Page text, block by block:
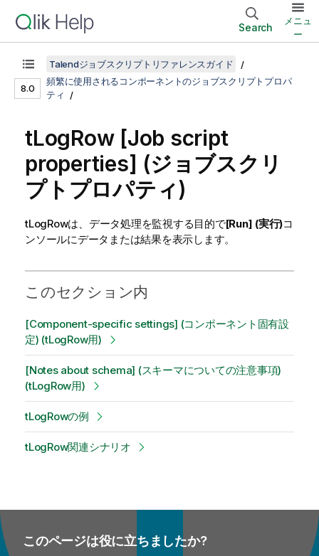
Search
メニュ
ー
8.0
Talendジョブスクリプトリファレンスガイド
頻繁に使用されるコンポーネントのジョブスクリプトプロパ
ティ
tLogRow [Job script
properties] (ジョブスクリ
プトプロパティ)
tLogRowは、データ処理を監視する目的で[Run] (実行)コ
ンソールにデータまたは結果を表示します。
このセクション内
[Component-specific settings] (コンポーネント固有設
定) (tLogRow用)
[Notes about schema] (スキーマについての注意事項)
(tLogRow用)
tLogRowの例
tLogRow関連シナリオ
このページは役に立ちましたか?